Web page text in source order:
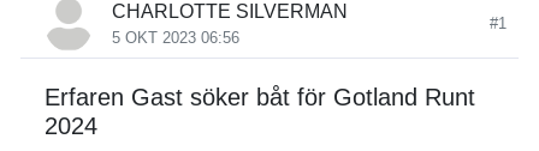
CHARLOTTE SILVERMAN
5 OKT 2023 06:56
#1
Erfaren Gast söker båt för Gotland Runt
2024